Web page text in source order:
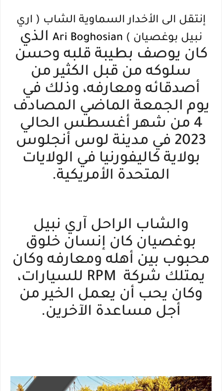
إنتقل الى الأخدار السماوية الشاب ( اري
نبيل بوغصيان ) Ari Boghosian الذي
كان يوصف بطيبة قلبه وحسن
سلوكه من قبل الكثير من
أصدقائه ومعارفه، وذلك في
يوم الجمعة الماضي المصادف
4 من شهر أغسطس الحالي
2023 في مدينة لوس أنجلوس
بولاية كاليفورنيا في الولايات
المتحدة الأمريكية.
والشاب الراحل آري نبيل
بوغصيان كان إنسان خلوق
محبوب بين أهله ومعارفه وكان
يمتلك شركة RPM للسيارات،
وكان يحب أن يعمل الخير من
أجل مساعدة الآخرين.